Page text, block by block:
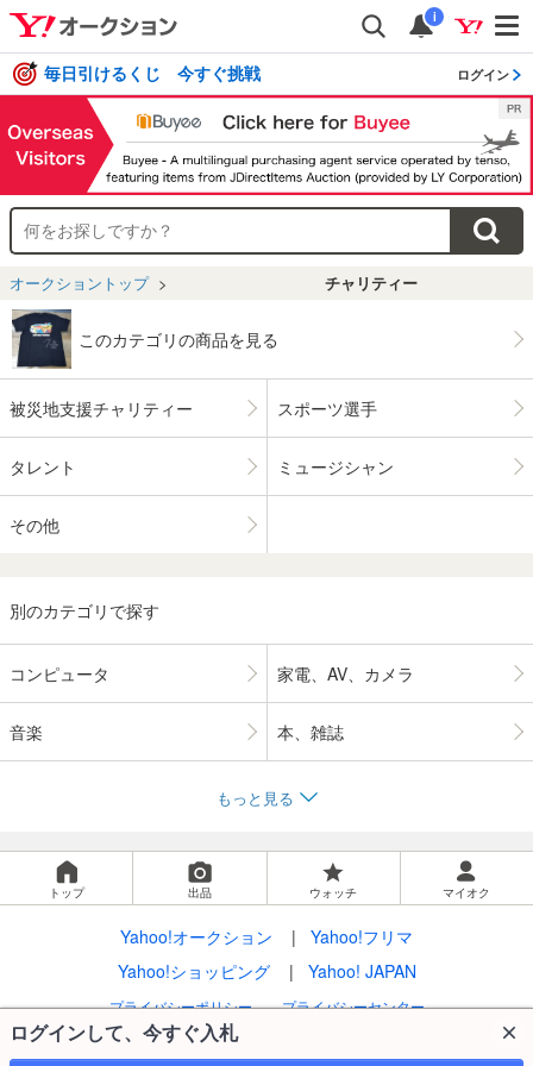
i
毎日引けるくじ 今すぐ挑戦 ログイン
オークショントップ チャリティー
このカテゴリの商品を見る
被災地支援チャリティー スポーツ選手
タレント ミュージシャン
その他
別のカテゴリで探す
コンピュータ 家電、AV、カメラ
音楽 本、雑誌
もっと見る
トップ 出品 ウォッチ マイオク
Yahoo!オークション
Yahoo!フリマ
Yahoo!ショッピング
Yahoo! JAPAN
プライバシーポリシー
プライバシーセンター
利用規約
LYPプレミアム利用ガイド
特定商取引法の表示
ストア出店について
ログインして、今すぐ入札